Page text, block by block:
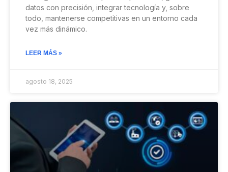
datos con precisión, integrar tecnología y, sobre
todo, mantenerse competitivas en un entorno cada
vez más dinámico.
LEER MÁS »
agosto 18, 2025